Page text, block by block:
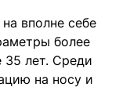
на вполне себе
более
35 лет. Среди
на носу и